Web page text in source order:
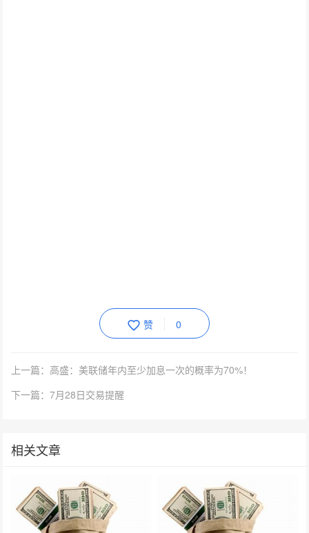
赞 0
上一篇：高盛：美联储年内至少加息一次的概率为70%！
下一篇：7月28日交易提醒
相关文章